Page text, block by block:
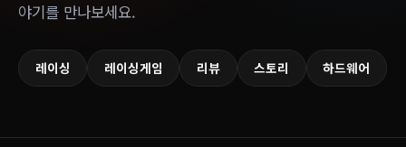
야기를 만나보세요.
레이싱 레이싱게임 리뷰 스토리 하드웨어